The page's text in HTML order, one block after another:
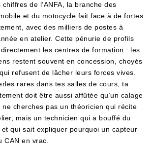
de l’ANFA, la branche des
et du motocycle fait face à de fortes
avec des milliers de postes à
en atelier. Cette pénurie de profils
les centres de formation : les
restent souvent en concession, choyés
refusent de lâcher leurs forces vives.
rares dans tes salles de cours, ta
doit être aussi affûtée qu’un calage
cherches pas un théoricien qui récite
mais un technicien qui a bouffé du
qui sait expliquer pourquoi un capteur
CAN en vrac.